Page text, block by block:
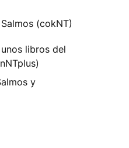
(cokNT)
libros del
y